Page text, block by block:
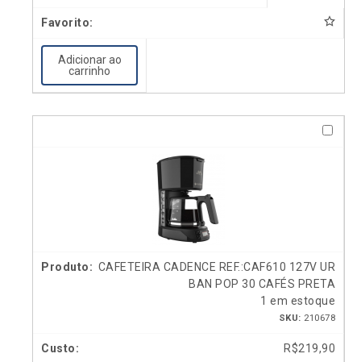
Adicionar ao
carrinho
CAFETEIRA CADENCE REF.:CAF610 127V UR
BAN POP 30 CAFÉS PRETA
1 em estoque
SKU: 210678
R$219,90